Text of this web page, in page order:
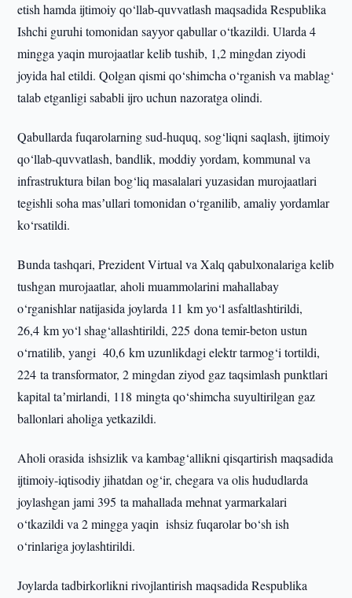
etish hamda ijtimoiy qo‘llab-quvvatlash maqsadida Respublika
Ishchi guruhi tomonidan sayyor qabullar o‘tkazildi. Ularda 4
mingga yaqin murojaatlar kelib tushib, 1,2 mingdan ziyodi
joyida hal etildi. Qolgan qismi qo‘shimcha o‘rganish va mablag‘
talab etganligi sababli ijro uchun nazoratga olindi.
Qabullarda fuqarolarning sud-huquq, sog‘liqni saqlash, ijtimoiy
qo‘llab-quvvatlash, bandlik, moddiy yordam, kommunal va
infrastruktura bilan bog‘liq masalalari yuzasidan murojaatlari
tegishli soha masʼullari tomonidan o‘rganilib, amaliy yordamlar
ko‘rsatildi.
Bunda tashqari, Prezident Virtual va Xalq qabulxonalariga kelib
tushgan murojaatlar, aholi muammolarini mahallabay
o‘rganishlar natijasida joylarda 11 km yo‘l asfaltlashtirildi,
26,4 km yo‘l shag‘allashtirildi, 225 dona temir-beton ustun
o‘rnatilib, yangi 40,6 km uzunlikdagi elektr tarmog‘i tortildi,
224 ta transformator, 2 mingdan ziyod gaz taqsimlash punktlari
kapital taʼmirlandi, 118 mingta qo‘shimcha suyultirilgan gaz
ballonlari aholiga yetkazildi.
Aholi orasida ishsizlik va kambag‘allikni qisqartirish maqsadida
ijtimoiy-iqtisodiy jihatdan og‘ir, chegara va olis hududlarda
joylashgan jami 395 ta mahallada mehnat yarmarkalari
o‘tkazildi va 2 mingga yaqin ishsiz fuqarolar bo‘sh ish
o‘rinlariga joylashtirildi.
Joylarda tadbirkorlikni rivojlantirish maqsadida Respublika